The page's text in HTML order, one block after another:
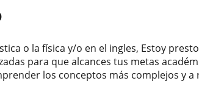
o la física y/o en el ingles, Estoy
para que alcances tus metas
los conceptos más complejos y a